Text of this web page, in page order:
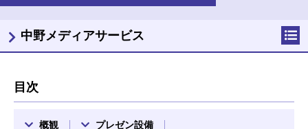
目次
概観
プレゼン設備
中野メディアサービス